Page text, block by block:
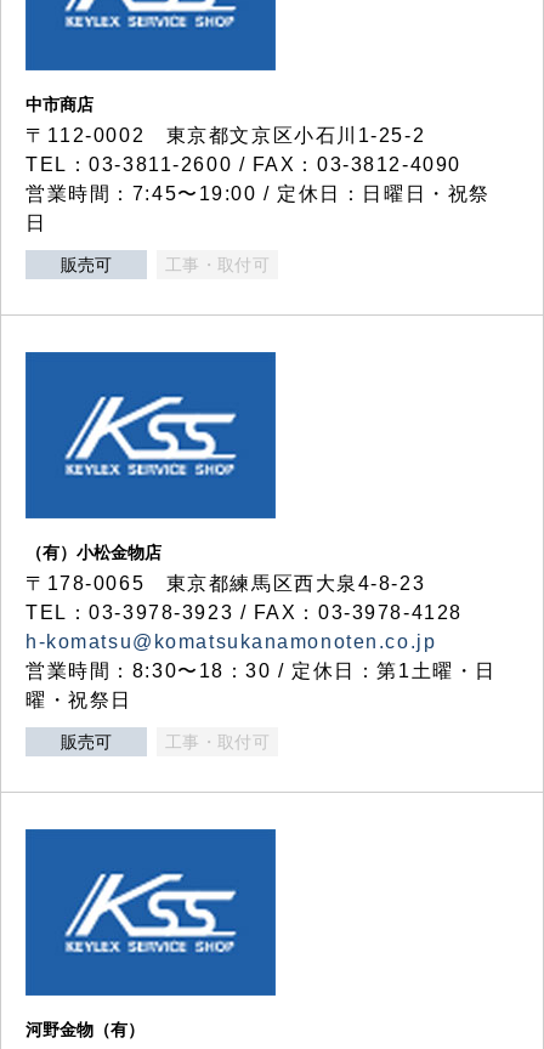
中市商店
〒112-0002 東京都文京区小石川1-25-2
TEL：03-3811-2600 / FAX：03-3812-4090
営業時間：7:45〜19:00 / 定休日：日曜日・祝祭
日
販売可 工事・取付可
（有）小松金物店
〒178-0065 東京都練馬区西大泉4-8-23
TEL：03-3978-3923 / FAX：03-3978-4128
h-komatsu@komatsukanamonoten.co.jp
営業時間：8:30〜18：30 / 定休日：第1土曜・日
曜・祝祭日
販売可 工事・取付可
河野金物（有）